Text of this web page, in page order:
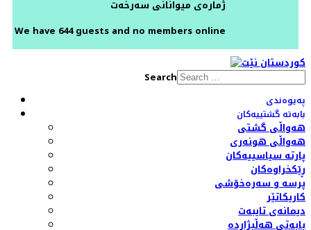
ژمارەی میوانانی سەرخەت
We have 644 guests and no members online
Search
پەیوەندی
بابەتە گشتییەکان
هەواڵی گشتی
هەواڵی هونەری
پارتە سیاسییەکان
ڕێکخراوەکان
پرسە و سەرەخۆشی
کاریکاتێر
دیمانەی تایبەت
بابەتی هەڵبژاردە